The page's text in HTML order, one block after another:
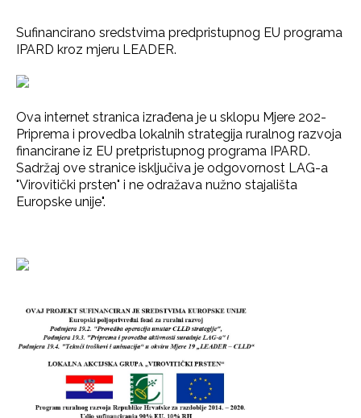
Sufinancirano sredstvima predpristupnog EU programa
IPARD kroz mjeru LEADER.
Ova internet stranica izrađena je u sklopu Mjere 202-
Priprema i provedba lokalnih strategija ruralnog razvoja
financirane iz EU pretpristupnog programa IPARD.
Sadržaj ove stranice isključiva je odgovornost LAG-a
"Virovitički prsten" i ne odražava nužno stajališta
Europske unije".